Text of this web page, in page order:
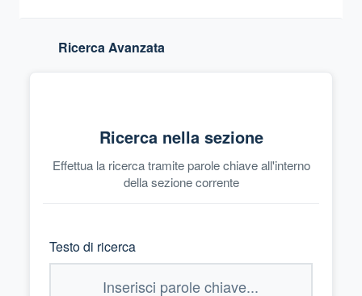
Ricerca Avanzata
Ricerca nella sezione
Effettua la ricerca tramite parole chiave all'interno
della sezione corrente
Testo di ricerca